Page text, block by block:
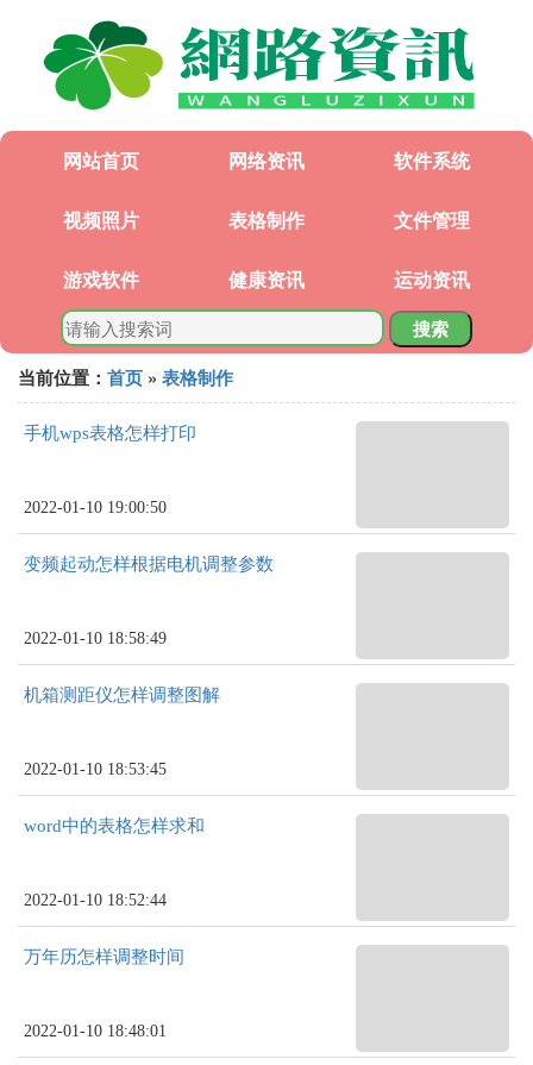
网站首页 网络资讯 软件系统
视频照片 表格制作 文件管理
游戏软件 健康资讯 运动资讯
搜索
当前位置： 首页 » 表格制作
手机wps表格怎样打印
2022-01-10 19:00:50
变频起动怎样根据电机调整参数
2022-01-10 18:58:49
机箱测距仪怎样调整图解
2022-01-10 18:53:45
word中的表格怎样求和
2022-01-10 18:52:44
万年历怎样调整时间
2022-01-10 18:48:01